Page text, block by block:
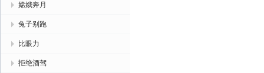
嫦娥奔月
兔子别跑
比眼力
拒绝酒驾